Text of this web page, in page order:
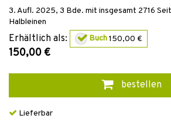
3. Aufl. 2025, 3 Bde. mit insgesamt 2716
Halbleinen
Erhältlich als: Buch150,00 €
150,00 €
bestellen
Lieferbar